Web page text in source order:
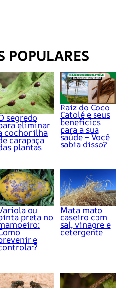
POPULARES
segredo
eliminar
cochonilha
carapaça
plantas
Raiz do Coco
Catolé e seus
benefícios
para a sua
saúde – Você
sabia disso?
ou
preta no
e
Mata mato
caseiro com
sal, vinagre e
detergente